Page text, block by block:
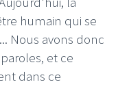
humain qui se
Nous avons donc
et ce
dans ce